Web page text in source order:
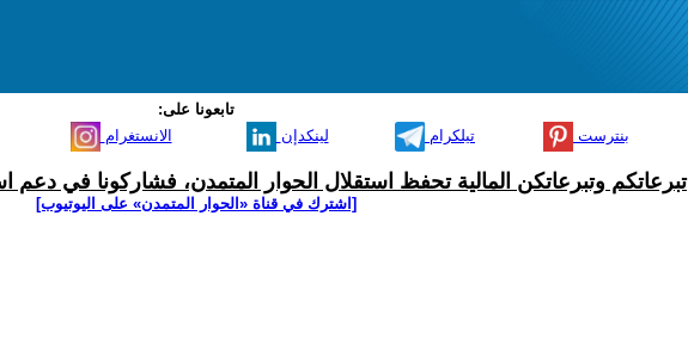
تابعونا على:
الانستغرام لينكدإن تيلكرام بنترست
تبرعاتكم وتبرعاتكن المالية تحفظ استقلال الحوار المتمدن، فشاركونا في دعم
[اشترك في قناة ‫«الحوار المتمدن» على اليوتيوب]